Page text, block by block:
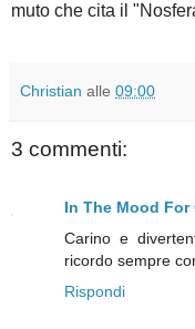
muto che cita il
Christian alle 09:00
3 commenti:
In The Mood For
Carino e
ricordo sempre
Rispondi